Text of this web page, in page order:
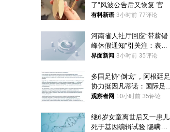
了”风波公告后又恢复 官媒
曾力挺：劝华为要大度的，
有料新语 3小时前 77评论
河南省人社厅回应“带薪错
峰休假通知”引关注：表述
不够准确，待修改后印发
界面新闻 3小时前 35评论
多国足协“倒戈”，阿根廷足
协力挺因凡蒂诺：国际足联
今后应继续在其领导下前行
观察者网 10小时前 35评论
继6岁女童离世后又一患儿
死于基因编辑试验 隐瞒一